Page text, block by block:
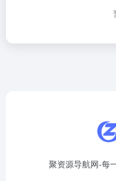
聚资源导航网-每